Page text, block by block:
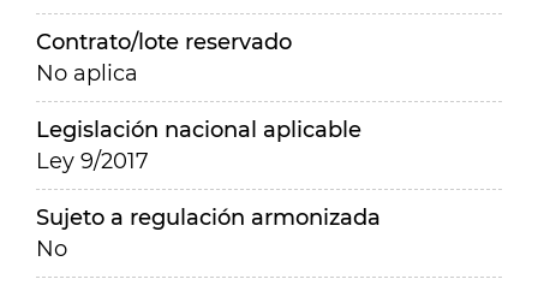
Contrato/lote reservado
No aplica
Legislación nacional aplicable
Ley 9/2017
Sujeto a regulación armonizada
No